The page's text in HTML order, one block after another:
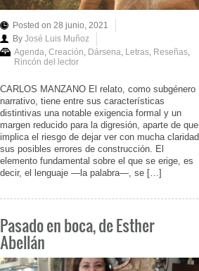
Posted on 28 junio, 2021
By José Luis Muñoz
Agenda, Creación, Dársena, Letras, Reseñas,
Rincón del lector
CARLOS MANZANO El relato, como subgénero
narrativo, tiene entre sus características
distintivas una notable exigencia formal y un
margen reducido para la digresión, aparte de que
implica el riesgo de dejar ver con mucha claridad
sus posibles errores de construcción. El
elemento fundamental sobre el que se erige, es
decir, el lenguaje —la palabra—, se […]
Pasado en boca, de Esther
Abellán